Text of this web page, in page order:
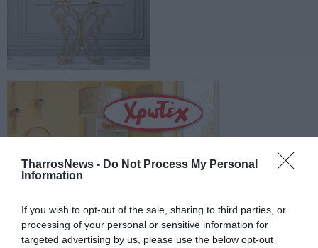
TharrosNews - Do Not Process My Personal
Information
If you wish to opt-out of the sale, sharing to third parties, or
processing of your personal or sensitive information for
targeted advertising by us, please use the below opt-out